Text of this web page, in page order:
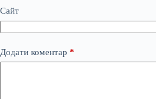
Сайт
Додати коментар *